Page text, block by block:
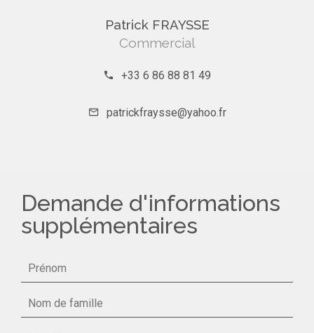
Patrick FRAYSSE
Commercial
+33 6 86 88 81 49
patrickfraysse@yahoo.fr
Demande d'informations
supplémentaires